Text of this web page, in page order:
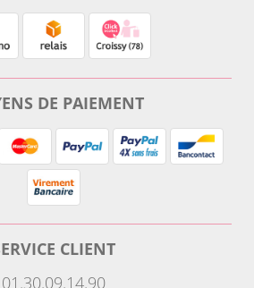
DE PAIEMENT
CLIENT
01.30.09.14.90